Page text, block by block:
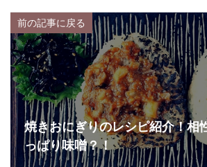
前の記事に戻る
焼きおにぎりのレシピ紹介！相
っぱり味噌？！